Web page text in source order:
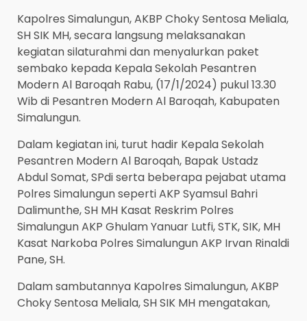
Kapolres Simalungun, AKBP Choky Sentosa Meliala,
SH SIK MH, secara langsung melaksanakan
kegiatan silaturahmi dan menyalurkan paket
sembako kepada Kepala Sekolah Pesantren
Modern Al Baroqah Rabu, (17/1/2024) pukul 13.30
Wib di Pesantren Modern Al Baroqah, Kabupaten
Simalungun.
Dalam kegiatan ini, turut hadir Kepala Sekolah
Pesantren Modern Al Baroqah, Bapak Ustadz
Abdul Somat, SPdi serta beberapa pejabat utama
Polres Simalungun seperti AKP Syamsul Bahri
Dalimunthe, SH MH Kasat Reskrim Polres
Simalungun AKP Ghulam Yanuar Lutfi, STK, SIK, MH
Kasat Narkoba Polres Simalungun AKP Irvan Rinaldi
Pane, SH.
Dalam sambutannya Kapolres Simalungun, AKBP
Choky Sentosa Meliala, SH SIK MH mengatakan,